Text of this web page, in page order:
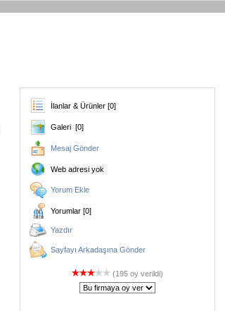
İlanlar & Ürünler [0]
Galeri [0]
Mesaj Gönder
Web adresi yok
Yorum Ekle
Yorumlar [0]
Yazdır
Sayfayı Arkadaşına Gönder
(195 oy verildi)